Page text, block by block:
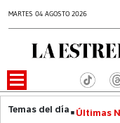
MARTES 04 AGOSTO 2026
Últimas